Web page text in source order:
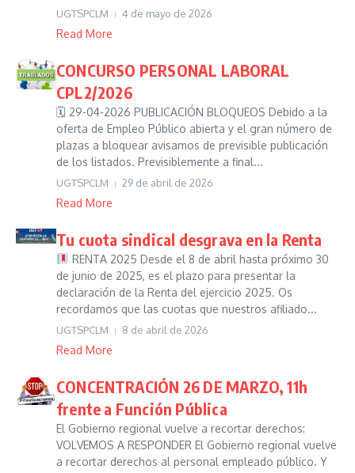
UGTSPCLM 4 de mayo de 2026
Read More
CONCURSO PERSONAL LABORAL
CPL2/2026
🗓 29-04-2026 PUBLICACIÓN BLOQUEOS Debido a la
oferta de Empleo Público abierta y el gran número de
plazas a bloquear avisamos de previsible publicación
de los listados. Previsiblemente a final...
UGTSPCLM 29 de abril de 2026
Read More
Tu cuota sindical desgrava en la Renta
RENTA 2025 Desde el 8 de abril hasta próximo 30
de junio de 2025, es el plazo para presentar la
declaración de la Renta del ejercicio 2025. Os
recordamos que las cuotas que nuestros afiliado...
UGTSPCLM 8 de abril de 2026
Read More
CONCENTRACIÓN 26 DE MARZO, 11h
frente a Función Pública
El Gobierno regional vuelve a recortar derechos:
VOLVEMOS A RESPONDER El Gobierno regional vuelve
a recortar derechos al personal empleado público. Y